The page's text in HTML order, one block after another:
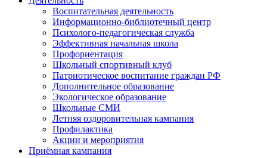
Воспитательная деятельность
Информационно-библиотечный центр
Психолого-педагогическая служба
Эффективная начальная школа
Профориентация
Школьный спортивный клуб
Патриотическое воспитание граждан РФ
Дополнительное образование
Экологическое образование
Школьные СМИ
Летняя оздоровительная кампания
Профилактика
Акции и мероприятия
Приёмная кампания